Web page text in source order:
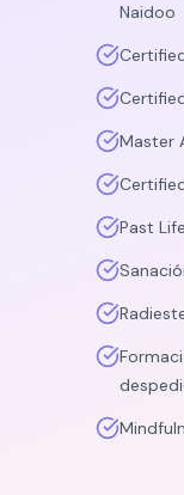
Naidoo
Master
Past